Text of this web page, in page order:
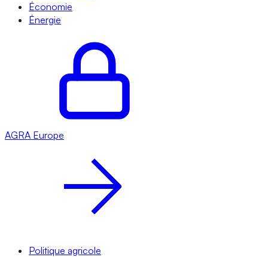
Économie
Énergie
AGRA Europe
Politique agricole